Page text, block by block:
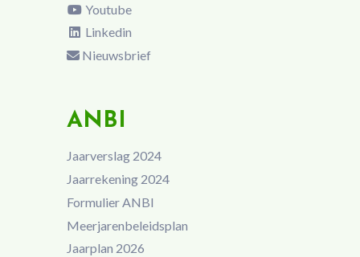
Youtube
Linkedin
Nieuwsbrief
ANBI
Jaarverslag 2024
Jaarrekening 2024
Formulier ANBI
Meerjarenbeleidsplan
Jaarplan 2026